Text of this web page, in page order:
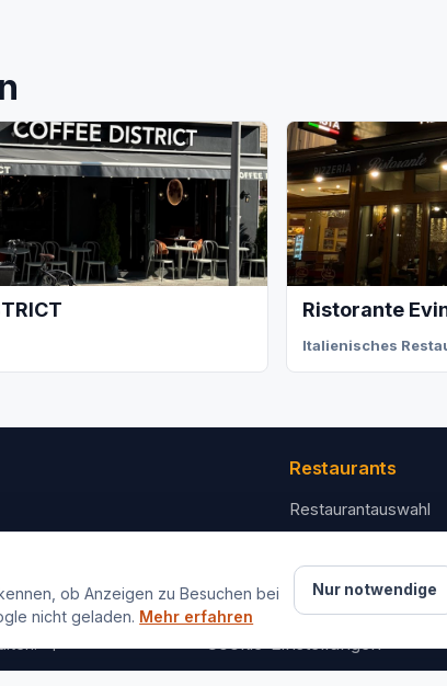
Ristorante
Italienisches
Restaurants
Restaurantauswahl
Kontakt
Cookie-Einstellungen
ob Anzeigen zu Besuchen bei
nicht geladen. Mehr erfahren
Nur notwendige